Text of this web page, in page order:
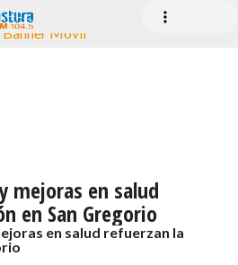
mejoras en salud
en San Gregorio
en salud refuerzan la